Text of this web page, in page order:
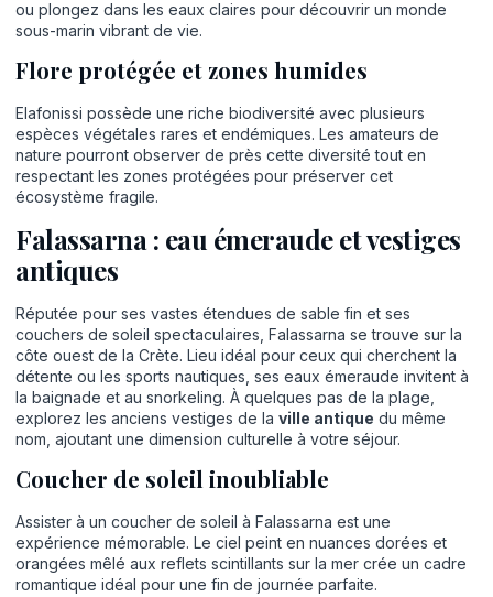
ou plongez dans les eaux claires pour découvrir un monde
sous-marin vibrant de vie.
Flore protégée et zones humides
Elafonissi possède une riche biodiversité avec plusieurs
espèces végétales rares et endémiques. Les amateurs de
nature pourront observer de près cette diversité tout en
respectant les zones protégées pour préserver cet
écosystème fragile.
Falassarna : eau émeraude et vestiges
antiques
Réputée pour ses vastes étendues de sable fin et ses
couchers de soleil spectaculaires, Falassarna se trouve sur la
côte ouest de la Crète. Lieu idéal pour ceux qui cherchent la
détente ou les sports nautiques, ses eaux émeraude invitent à
la baignade et au snorkeling. À quelques pas de la plage,
explorez les anciens vestiges de la ville antique du même
nom, ajoutant une dimension culturelle à votre séjour.
Coucher de soleil inoubliable
Assister à un coucher de soleil à Falassarna est une
expérience mémorable. Le ciel peint en nuances dorées et
orangées mêlé aux reflets scintillants sur la mer crée un cadre
romantique idéal pour une fin de journée parfaite.